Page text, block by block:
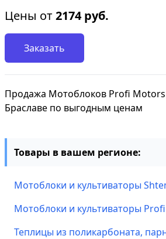
Цены от2174 руб.
Заказать
Продажа Мотоблоков Profi Motors
Браславе по выгодным ценам
Товары в вашем регионе:
Мотоблоки и культиваторы
Мотоблоки и культиваторы
Теплицы из поликарбоната,